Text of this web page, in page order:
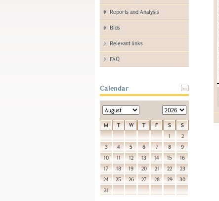
Reports and Analysis
Bids
Relevant links
FAQ
Calendar
M T W T F S
S
1
2
3
4 5 6 7 8
9
10
11 12 13 14 15
16
17
18 19 20 21 22
23
24
25 26 27 28 29
30
31